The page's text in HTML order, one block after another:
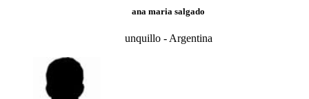
ana maria salgado
unquillo - Argentina